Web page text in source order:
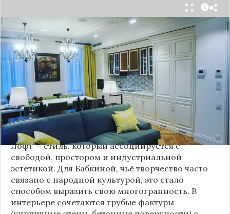
Народная артисткаРоссииНадежда Бабкина,
известная своей любовью к традиционному
стилю и народной эстетике, удивила
поклонников, выбрав для своей новой
московской квартиры современный стиль лофт.
Это решение стало настоящим откровением,
демонстрирующим её умение сочетать классику
и актуальные тенденции. Подробности о
проекте раскрывает канал “DOMEO | РЕМОНТ
КВАРТИР | НЕДВИЖИМОСТЬ” 2.
Лофт — стиль, который ассоциируется с
свободой, простором и индустриальной
эстетикой. Для Бабкиной, чьё творчество часто
связано с народной культурой, это стало
способом выразить свою многогранность. В
интерьере сочетаются грубые фактуры